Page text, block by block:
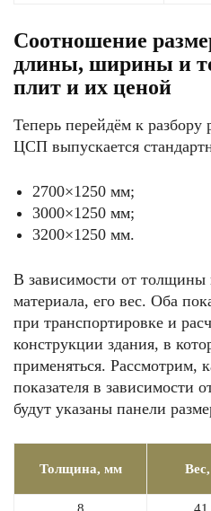
Соотношение
длины, ширины и
плит и их ценой
Теперь перейдём к разбору
ЦСП выпускается
2700×1250 мм;
3000×1250 мм;
3200×1250 мм.
В зависимости от толщины
материала, его вес. Оба
при транспортировке и
конструкции здания, в
применяться. Рассмотрим,
показателя в зависимости
будут указаны панели
Толщина, мм